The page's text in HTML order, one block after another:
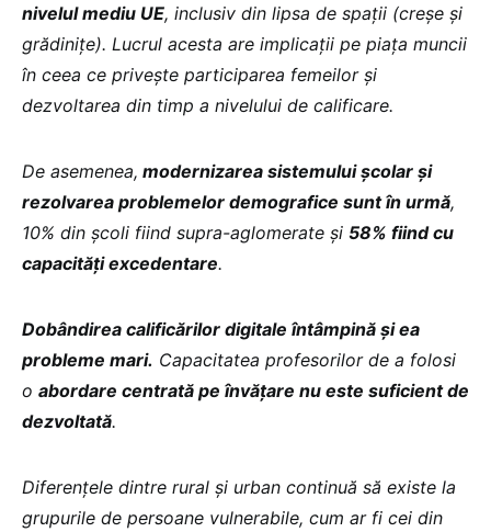
nivelul mediu UE, inclusiv din lipsa de spații (creșe și
grădinițe). Lucrul acesta are implicații pe piața muncii
în ceea ce privește participarea femeilor și
dezvoltarea din timp a nivelului de calificare.
De asemenea, modernizarea sistemului școlar și
rezolvarea problemelor demografice sunt în urmă,
10% din școli fiind supra-aglomerate și 58% fiind cu
capacităţi excedentare.
Dobândirea calificărilor digitale întâmpină și ea
probleme mari. Capacitatea profesorilor de a folosi
o abordare centrată pe învățare nu este suficient de
dezvoltată.
Diferențele dintre rural și urban continuă să existe la
grupurile de persoane vulnerabile, cum ar fi cei din